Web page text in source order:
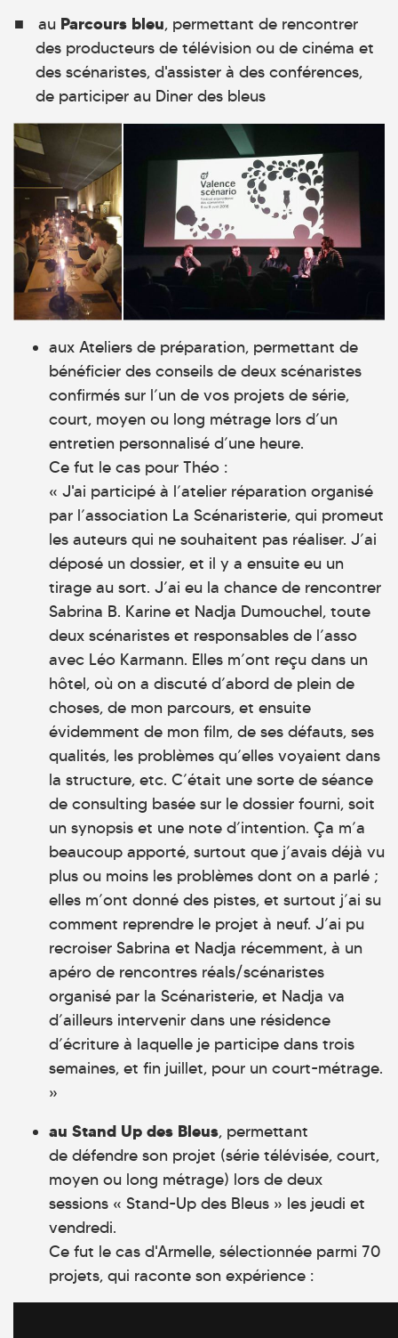
au Parcours bleu, permettant de rencontrer
des producteurs de télévision ou de cinéma et
des scénaristes, d'assister à des conférences,
de participer au Diner des bleus
aux Ateliers de préparation, permettant de
bénéficier des conseils de deux scénaristes
confirmés sur l’un de vos projets de série,
court, moyen ou long métrage lors d’un
entretien personnalisé d’une heure.
Ce fut le cas pour Théo :
« J'ai participé à l’atelier réparation organisé
par l’association La Scénaristerie, qui promeut
les auteurs qui ne souhaitent pas réaliser. J’ai
déposé un dossier, et il y a ensuite eu un
tirage au sort. J’ai eu la chance de rencontrer
Sabrina B. Karine et Nadja Dumouchel, toute
deux scénaristes et responsables de l’asso
avec Léo Karmann. Elles m’ont reçu dans un
hôtel, où on a discuté d’abord de plein de
choses, de mon parcours, et ensuite
évidemment de mon film, de ses défauts, ses
qualités, les problèmes qu’elles voyaient dans
la structure, etc. C’était une sorte de séance
de consulting basée sur le dossier fourni, soit
un synopsis et une note d’intention. Ça m’a
beaucoup apporté, surtout que j’avais déjà vu
plus ou moins les problèmes dont on a parlé ;
elles m’ont donné des pistes, et surtout j’ai su
comment reprendre le projet à neuf. J’ai pu
recroiser Sabrina et Nadja récemment, à un
apéro de rencontres réals/scénaristes
organisé par la Scénaristerie, et Nadja va
d’ailleurs intervenir dans une résidence
d’écriture à laquelle je participe dans trois
semaines, et fin juillet, pour un court-métrage.
»
au Stand Up des Bleus, permettant
de défendre son projet (série télévisée, court,
moyen ou long métrage) lors de deux
sessions « Stand-Up des Bleus » les jeudi et
vendredi.
Ce fut le cas d'Armelle, sélectionnée parmi 70
projets, qui raconte son expérience :